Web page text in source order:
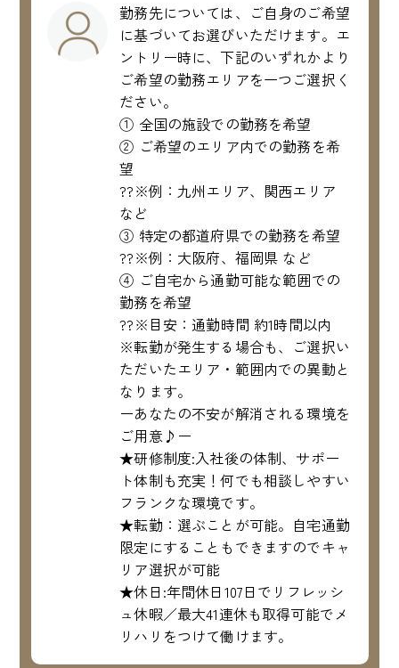
勤務先については、ご自身のご希望
に基づいてお選びいただけます。エ
ントリー時に、下記のいずれかより
ご希望の勤務エリアを一つご選択く
ださい。
① 全国の施設での勤務を希望
② ご希望のエリア内での勤務を希
望
??※例：九州エリア、関西エリア
など
③ 特定の都道府県での勤務を希望
??※例：大阪府、福岡県 など
④ ご自宅から通勤可能な範囲での
勤務を希望
??※目安：通勤時間 約1時間以内
※転勤が発生する場合も、ご選択い
ただいたエリア・範囲内での異動と
なります。
ーあなたの不安が解消される環境を
ご用意♪ー
★研修制度:入社後の体制、サポー
ト体制も充実！何でも相談しやすい
フランクな環境です。
★転勤：選ぶことが可能。自宅通勤
限定にすることもできますのでキャ
リア選択が可能
★休日:年間休日107日でリフレッシ
ュ休暇／最大41連休も取得可能でメ
リハリをつけて働けます。